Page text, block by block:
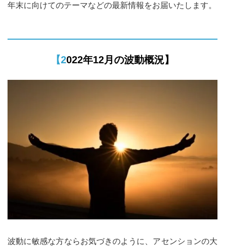
年末に向けてのテーマなどの最新情報をお届いたします。
【2022年12月の波動概況】
波動に敏感な方ならお気づきのように、アセンションの大